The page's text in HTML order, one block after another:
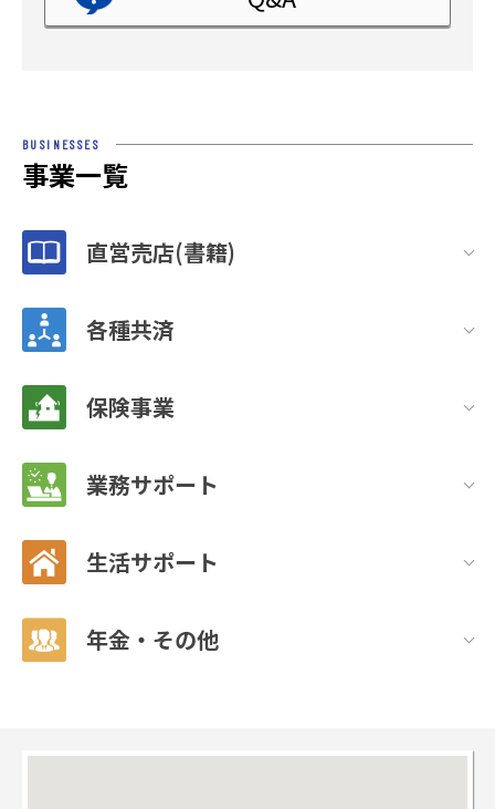
BUSINESSES
事業一覧
直営売店(書籍)
各種共済
保険事業
業務サポート
生活サポート
年金・その他